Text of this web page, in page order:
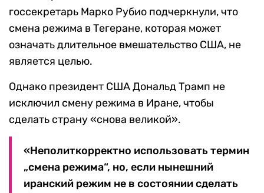
госсекретарь Марко Рубио подчеркнули, что
смена режима в Тегеране, которая может
означать длительное вмешательство США, не
является целью.
Однако президент США Дональд Трамп не
исключил смену режима в Иране, чтобы
сделать страну «снова великой».
«Неполиткорректно использовать термин
„смена режима“, но, если нынешний
иранский режим не в состоянии сделать